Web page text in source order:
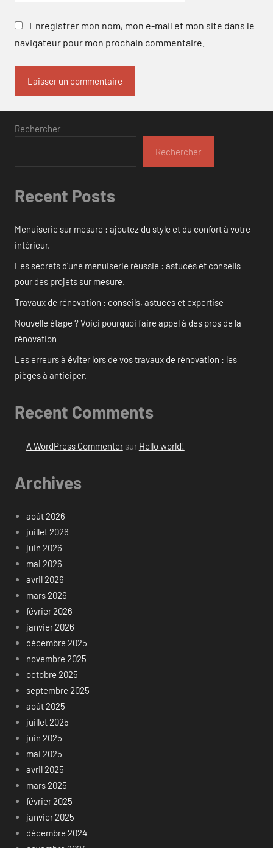
Enregistrer mon nom, mon e-mail et mon site dans le
navigateur pour mon prochain commentaire.
Rechercher
Rechercher
Recent Posts
Menuiserie sur mesure : ajoutez du style et du confort à votre
intérieur.
Les secrets d’une menuiserie réussie : astuces et conseils
pour des projets sur mesure.
Travaux de rénovation : conseils, astuces et expertise
Nouvelle étape ? Voici pourquoi faire appel à des pros de la
rénovation
Les erreurs à éviter lors de vos travaux de rénovation : les
pièges à anticiper.
Recent Comments
A WordPress Commentersur Hello world!
Archives
août 2026
juillet 2026
juin 2026
mai 2026
avril 2026
mars 2026
février 2026
janvier 2026
décembre 2025
novembre 2025
octobre 2025
septembre 2025
août 2025
juillet 2025
juin 2025
mai 2025
avril 2025
mars 2025
février 2025
janvier 2025
décembre 2024